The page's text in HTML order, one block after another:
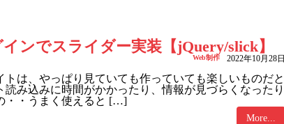
ンでスライダー実装【jQuery/slick】
Web制作 2022年10月28日
は、やっぱり見ていても作っていても楽しいものだと
み込みに時間がかかったり、情報が見づらくなったり
・・うまく使えると […]
More...